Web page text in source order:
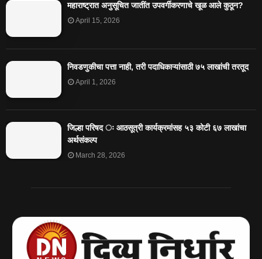
महाराष्ट्रात अनुसूचित जातींत उपवर्गीकरणाचे खूळ आले कुठून?
April 15, 2026
निवडणुकीचा पत्ता नाही, तरी पदाधिकाऱ्यांसाठी ७५ लाखांची तरतूद
April 1, 2026
जिल्हा परिषद ः आठसूत्री कार्यक्रमांसह ५३ कोटी ६७ लाखांचा
अर्थसंकल्प
March 28, 2026